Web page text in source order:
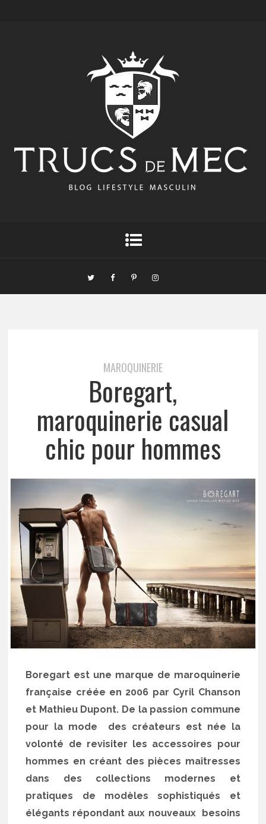
MAROQUINERIE
Boregart,
maroquinerie casual
chic pour hommes
Boregart est une marque de maroquinerie
française créée en 2006 par Cyril Chanson
et Mathieu Dupont. De la passion commune
pour la mode des créateurs est née la
volonté de revisiter les accessoires pour
hommes en créant des pièces maîtresses
dans des collections modernes et
pratiques de modèles sophistiqués et
élégants répondant aux nouveaux besoins